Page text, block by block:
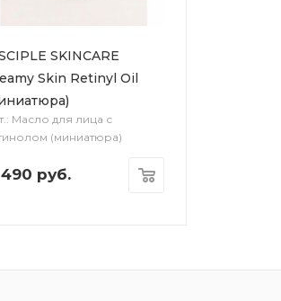
SKINCARE
Skin Retinyl Oil
Масло для лица с
(миниатюра)
руб.